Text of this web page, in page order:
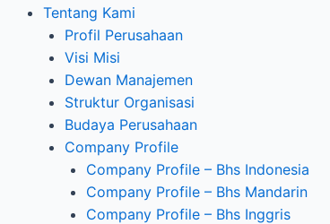
Tentang Kami
Profil Perusahaan
Visi Misi
Dewan Manajemen
Struktur Organisasi
Budaya Perusahaan
Company Profile
Company Profile – Bhs Indonesia
Company Profile – Bhs Mandarin
Company Profile – Bhs Inggris